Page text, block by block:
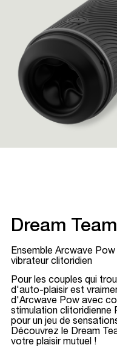
Dream
Ensemble Arcwave
vibrateur clitoridien
Pour les couples qui
d'auto-plaisir est
d'Arcwave Pow avec
stimulation clitoridienne
pour un jeu de
Découvrez le Dream
votre plaisir mutuel !